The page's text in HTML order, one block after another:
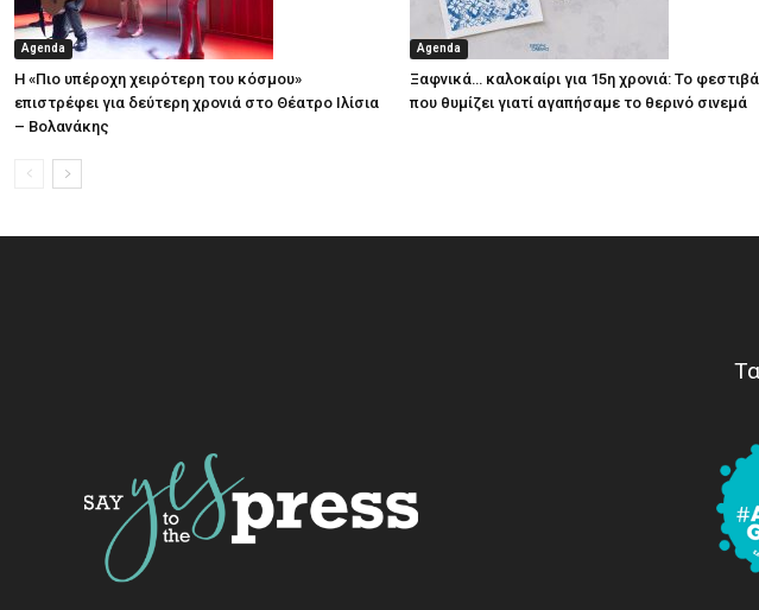
Agenda
Η «Πιο υπέροχη χειρότερη του κόσμου»
επιστρέφει για δεύτερη χρονιά στο Θέατρο Ιλίσια
– Βολανάκης
Agenda
Ξαφνικά… καλοκαίρι για 15η χρονιά: Το
που θυμίζει γιατί αγαπήσαμε το θερινό σινεμά